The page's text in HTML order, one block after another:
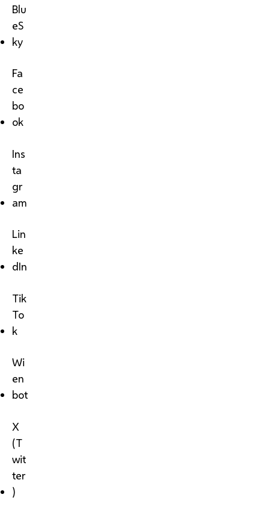
Blu
eS
ky
Fa
ce
bo
ok
Ins
ta
gr
am
Lin
ke
dIn
Tik
To
k
Wi
en
bot
X
(T
wit
ter
)